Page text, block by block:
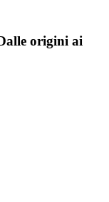
origini ai